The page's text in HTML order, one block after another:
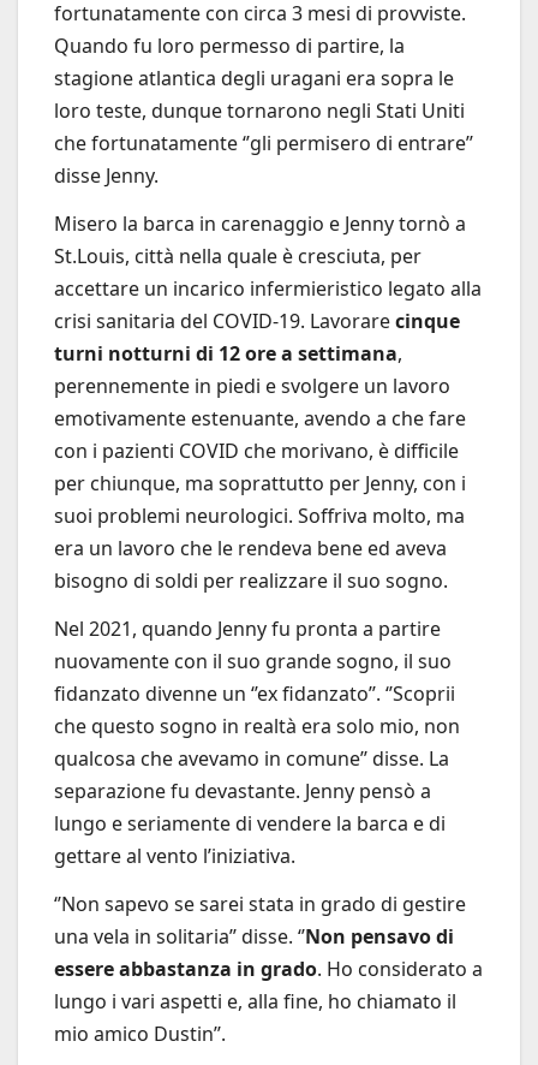
fortunatamente con circa 3 mesi di provviste.
Quando fu loro permesso di partire, la
stagione atlantica degli uragani era sopra le
loro teste, dunque tornarono negli Stati Uniti
che fortunatamente ‘’gli permisero di entrare’’
disse Jenny.
Misero la barca in carenaggio e Jenny tornò a
St.Louis, città nella quale è cresciuta, per
accettare un incarico infermieristico legato alla
crisi sanitaria del COVID-19. Lavorarecinque
turni notturni di 12 ore a settimana,
perennemente in piedi e svolgere un lavoro
emotivamente estenuante, avendo a che fare
con i pazienti COVID che morivano, è difficile
per chiunque, ma soprattutto per Jenny, con i
suoi problemi neurologici. Soffriva molto, ma
era un lavoro che le rendeva bene ed aveva
bisogno di soldi per realizzare il suo sogno.
Nel 2021, quando Jenny fu pronta a partire
nuovamente con il suo grande sogno, il suo
fidanzato divenne un ‘’ex fidanzato’’. ‘’Scoprii
che questo sogno in realtà era solo mio, non
qualcosa che avevamo in comune’’ disse. La
separazione fu devastante. Jenny pensò a
lungo e seriamente di vendere la barca e di
gettare al vento l’iniziativa.
‘’Non sapevo se sarei stata in grado di gestire
una vela in solitaria’’ disse. ‘’Non pensavo di
essere abbastanza in grado. Ho considerato a
lungo i vari aspetti e, alla fine, ho chiamato il
mio amico Dustin’’.